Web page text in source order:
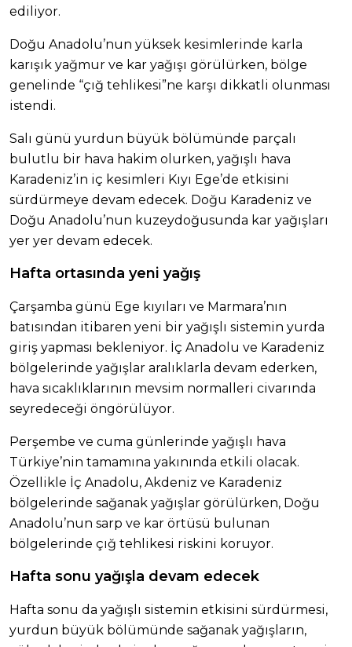
ediliyor.
Doğu Anadolu’nun yüksek kesimlerinde karla
karışık yağmur ve kar yağışı görülürken, bölge
genelinde “çığ tehlikesi”ne karşı dikkatli olunması
istendi.
Salı günü yurdun büyük bölümünde parçalı
bulutlu bir hava hakim olurken, yağışlı hava
Karadeniz’in iç kesimleri Kıyı Ege’de etkisini
sürdürmeye devam edecek. Doğu Karadeniz ve
Doğu Anadolu’nun kuzeydoğusunda kar yağışları
yer yer devam edecek.
Hafta ortasında yeni yağış
Çarşamba günü Ege kıyıları ve Marmara’nın
batısından itibaren yeni bir yağışlı sistemin yurda
giriş yapması bekleniyor. İç Anadolu ve Karadeniz
bölgelerinde yağışlar aralıklarla devam ederken,
hava sıcaklıklarının mevsim normalleri civarında
seyredeceği öngörülüyor.
Perşembe ve cuma günlerinde yağışlı hava
Türkiye’nin tamamına yakınında etkili olacak.
Özellikle İç Anadolu, Akdeniz ve Karadeniz
bölgelerinde sağanak yağışlar görülürken, Doğu
Anadolu’nun sarp ve kar örtüsü bulunan
bölgelerinde çığ tehlikesi riskini koruyor.
Hafta sonu yağışla devam edecek
Hafta sonu da yağışlı sistemin etkisini sürdürmesi,
yurdun büyük bölümünde sağanak yağışların,